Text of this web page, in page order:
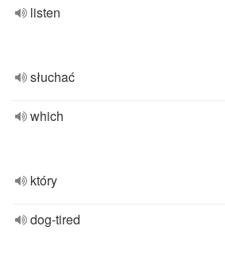
listen
słuchać
which
który
dog-tired